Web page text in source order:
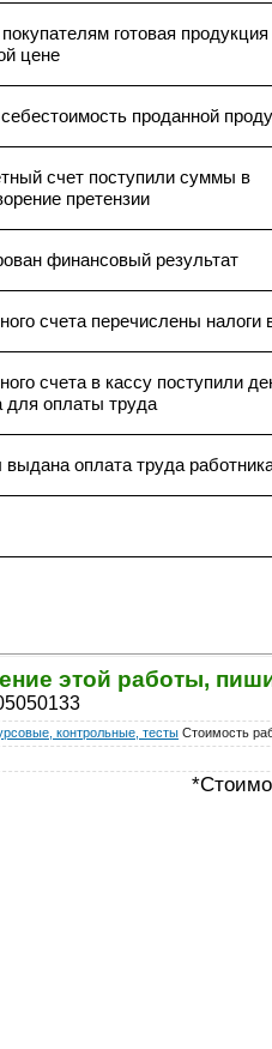
готовая продукция
цене
проданной
счет поступили суммы в
претензии
финансовый результат
счета перечислены налоги
счета в кассу поступили
для оплаты труда
выдана оплата труда
этой работы,
контрольные, тесты Стоимость